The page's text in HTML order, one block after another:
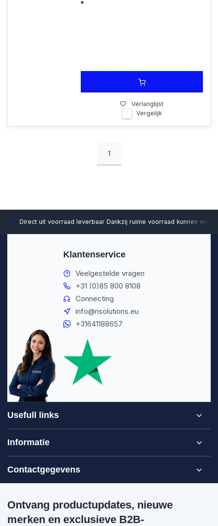
Verlanglijst
Vergelijk
1
Direct uit voorraad leverbaar Dankzij ruime voorraad kunnen wij
Klantenservice
Veelgestelde vragen
+31 (0)85 800 8108
Connecting
info@risolutions.eu
+31641188657
Usefull links
Informatie
Contactgegevens
Ontvang productupdates, nieuwe
merken en exclusieve B2B-